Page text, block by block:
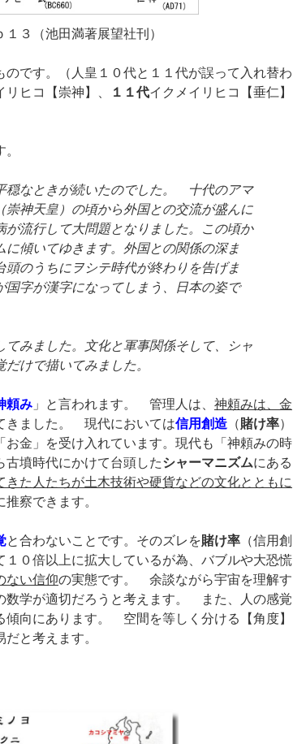
１３（池田満著展望社刊）
です。（人皇１０代と１１代が誤って入れ替わ
リヒコ【崇神】、 １１代イクメイリヒコ【垂仁】
穏なときが続いたのでした。 十代のアマ
崇神天皇）の頃から外国との交流が盛んに
が流行して大問題となりました。この頃か
に傾いてゆきます。外国との関係の深ま
頭のうちにヲシテ時代が終わりを告げま
国字が漢字になってしまう、日本の姿で
みました。文化と軍事関係そして、シャ
けで描いてみました。
頼み 」と言われます。 管理人は、 神頼みは、金
きました。 現代においては信用創造 （賭け率）
金」を受け入れています。現代も「神頼みの時
墳時代にかけて台頭したシャーマニズムにある
きた人たちが土木技術や硬貨などの文化とともに
察できます。
と合わないことです。そのズレを賭け率 （信用創
０倍以上に拡大しているが為、バブルや大恐慌
ない信仰の実態です。 余談ながら宇宙を理解す
数学が適切だろうと考えます。 また、人の感覚
傾向にあります。 空間を等しく分ける【角度】
と考えます。